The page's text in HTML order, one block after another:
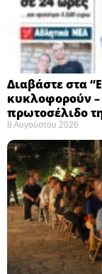
Διαβάστε στα
κυκλοφορούν –
πρωτοσέλιδο
8 Αυγούστου 2026